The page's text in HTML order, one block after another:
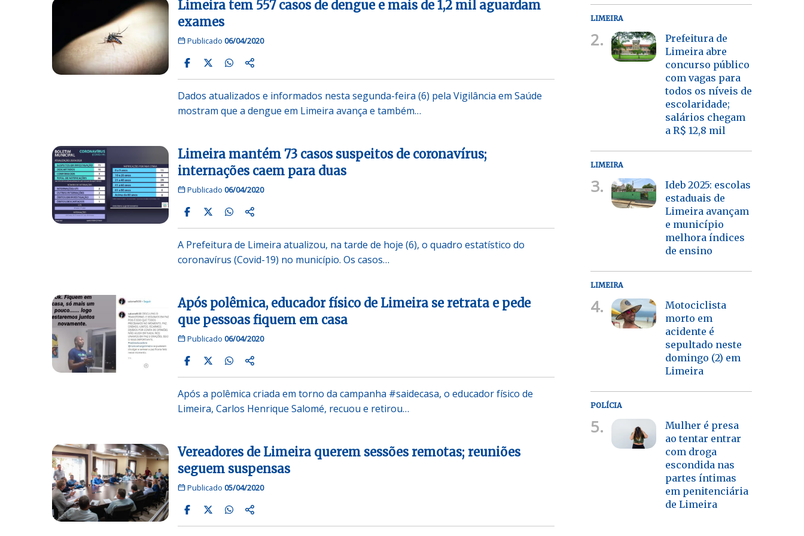
Limeira tem 557 casos de dengue e mais de 1,2 mil aguardam
exames
Publicado 06/04/2020
Dados atualizados e informados nesta segunda-feira (6) pela Vigilância em Saúde
mostram que a dengue em Limeira avança e também…
Limeira mantém 73 casos suspeitos de coronavírus;
internações caem para duas
Publicado 06/04/2020
A Prefeitura de Limeira atualizou, na tarde de hoje (6), o quadro estatístico do
coronavírus (Covid-19) no município. Os casos…
Após polêmica, educador físico de Limeira se retrata e pede
que pessoas fiquem em casa
Publicado 06/04/2020
Após a polêmica criada em torno da campanha #saidecasa, o educador físico de
Limeira, Carlos Henrique Salomé, recuou e retirou…
Vereadores de Limeira querem sessões remotas; reuniões
seguem suspensas
Publicado 05/04/2020
LIMEIRA
2.
Prefeitura de
Limeira abre
concurso público
com vagas para
todos os níveis de
escolaridade;
salários chegam
a R$ 12,8 mil
LIMEIRA
3.
Ideb 2025: escolas
estaduais de
Limeira avançam
e município
melhora índices
de ensino
LIMEIRA
4.
Motociclista
morto em
acidente é
sepultado neste
domingo (2) em
Limeira
POLÍCIA
5.
Mulher é presa
ao tentar entrar
com droga
escondida nas
partes íntimas
em penitenciária
de Limeira